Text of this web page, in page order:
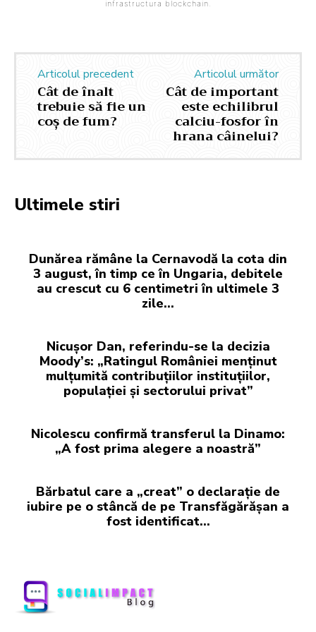
infrastructura blockchain.
Articolul precedent
Cât de înalt
trebuie să fie un
coș de fum?
Articolul următor
Cât de important
este echilibrul
calciu-fosfor în
hrana câinelui?
Ultimele stiri
Dunărea rămâne la Cernavodă la cota din
3 august, în timp ce în Ungaria, debitele
au crescut cu 6 centimetri în ultimele 3
zile...
Nicușor Dan, referindu-se la decizia
Moody’s: „Ratingul României menținut
mulțumită contribuțiilor instituțiilor,
populației și sectorului privat”
Nicolescu confirmă transferul la Dinamo:
„A fost prima alegere a noastră”
Bărbatul care a „creat” o declarație de
iubire pe o stâncă de pe Transfăgărășan a
fost identificat…